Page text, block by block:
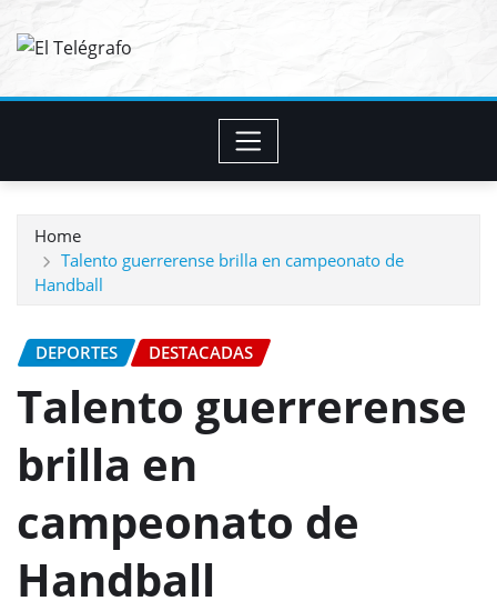
Home
Talento guerrerense brilla en campeonato de
Handball
DEPORTES DESTACADAS
Talento guerrerense
brilla en
campeonato de
Handball